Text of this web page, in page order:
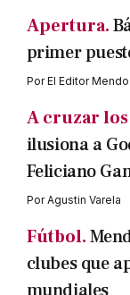
Apertura.
primer
PorEl Editor
A cruzar
ilusiona a
Feliciano
PorAgustin Varela
Fútbol.
clubes que